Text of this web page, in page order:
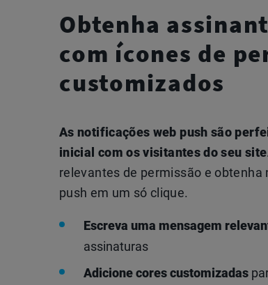
Obtenha
com ícones de
customizados
As notificações web push são
inicial com os visitantes do seu site
relevantes de permissão e obtenha
push em um só clique.
Escreva uma mensagem
assinaturas
Adicione cores customizadas